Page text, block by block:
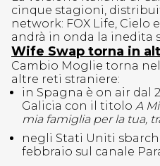
cinque stagioni,
network: FOX Life, Cielo
andrà in onda la inedita
Wife Swap torna in
Cambio Moglie torna
altre reti straniere:
in Spagna è on air dal
Galicia con il titolo A
mia famiglia per la tua,
negli Stati Uniti
febbraio sul canale